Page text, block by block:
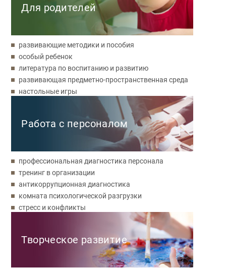
Для родителей
развивающие методики и пособия
особый ребенок
литература по воспитанию и развитию
развивающая предметно-пространственная среда
настольные игры
Работа с персоналом
профессиональная диагностика персонала
тренинг в организации
антикоррупционная диагностика
комната психологической разгрузки
стресс и конфликты
Творческое развитие